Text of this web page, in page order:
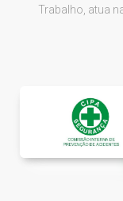
Trabalho, atua